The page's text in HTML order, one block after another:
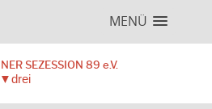
MENÜ
SEZESSION 89 e.V.